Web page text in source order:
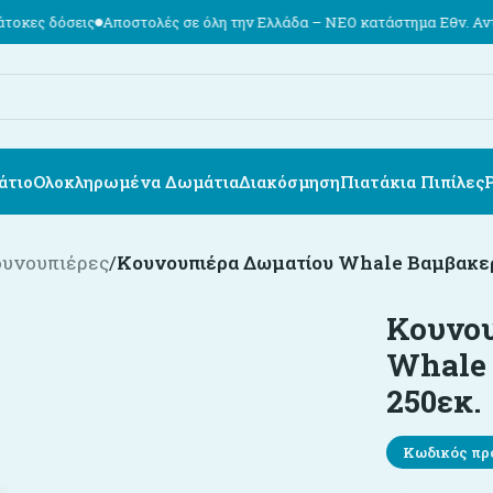
Αποστολές σε όλη την Ελλάδα – ΝΕΟ κατάστημα Εθν. Αντιστάσεως
Ολοκληρωμένα ΔωμάτιαΔιακόσμησηΠιατάκια Πιπίλες
/Κουνουπιέρα Δωματίου Whale
250εκ.
Κωδικός